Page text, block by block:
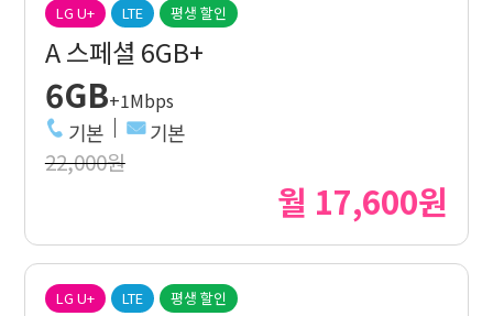
LG U+ LTE 평생 할인
A 스페셜 6GB+
6GB+1Mbps
기본 기본
22,000원
월 17,600원
LG U+ LTE 평생 할인